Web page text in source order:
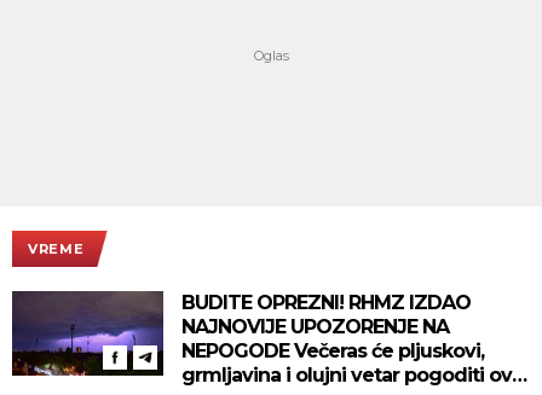
VREME
BUDITE OPREZNI! RHMZ IZDAO
NAJNOVIJE UPOZORENJE NA
NEPOGODE Večeras će pljuskovi,
grmljavina i olujni vetar pogoditi ove